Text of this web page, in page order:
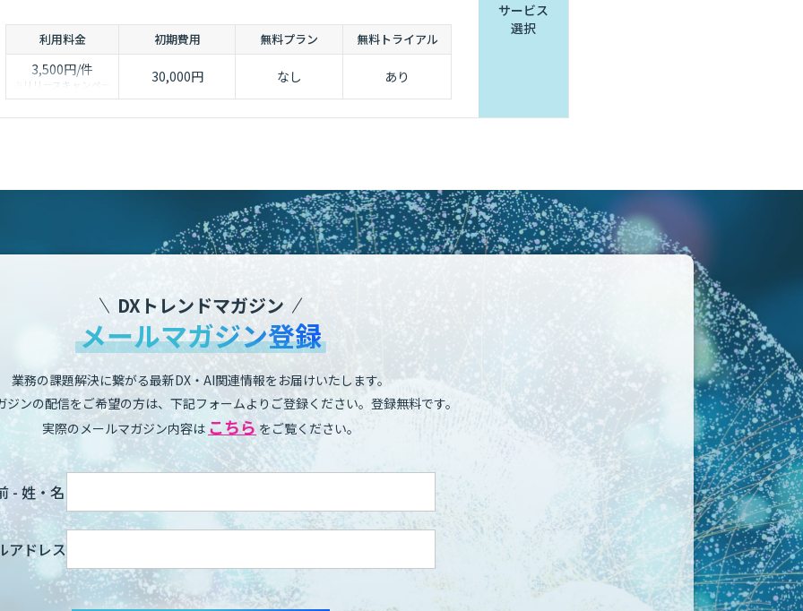
利用料金 初期費用 無料プラン 無料トライアル
3,500円/件
※リリースキャンペー
ンとして、
期間限定で特別な割引
30,000円 なし あり
サービス
選択
DXトレンドマガジン
メールマガジン登録
業務の課題解決に繋がる最新DX・AI関連情報をお届けいたします。
ジンの配信をご希望の方は、下記フォームよりご登録ください。登録無料です。
実際のメールマガジン内容は こちら をご覧ください。
- 姓・名
アドレス